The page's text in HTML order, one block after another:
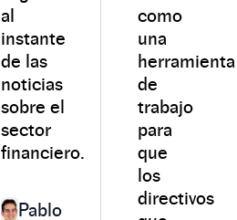
al
instante
de las
noticias
sobre el
sector
financiero.
Pablo
como
una
herramienta
de
trabajo
para
que
los
directivos